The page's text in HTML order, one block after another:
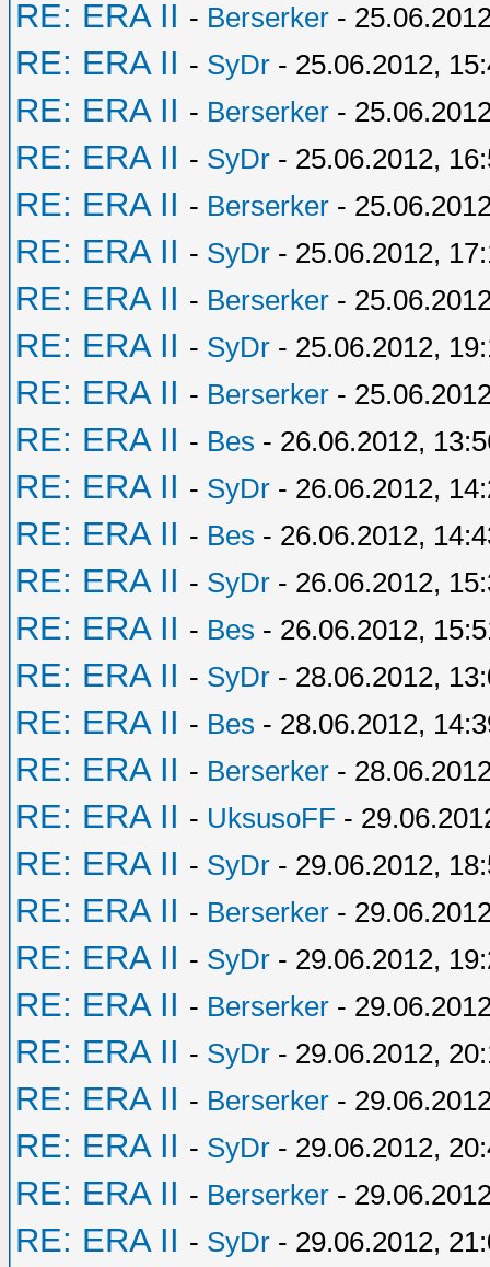
RE: ERA II - Berserker -
RE: ERA II - SyDr - 25.06.2012,
RE: ERA II - Berserker -
RE: ERA II - SyDr - 25.06.2012,
RE: ERA II - Berserker -
RE: ERA II - SyDr - 25.06.2012,
RE: ERA II - Berserker -
RE: ERA II - SyDr - 25.06.2012,
RE: ERA II - Berserker -
RE: ERA II - Bes - 26.06.2012,
RE: ERA II - SyDr - 26.06.2012,
RE: ERA II - Bes - 26.06.2012,
RE: ERA II - SyDr - 26.06.2012,
RE: ERA II - Bes - 26.06.2012,
RE: ERA II - SyDr - 28.06.2012,
RE: ERA II - Bes - 28.06.2012,
RE: ERA II - Berserker -
RE: ERA II - UksusoFF -
RE: ERA II - SyDr - 29.06.2012,
RE: ERA II - Berserker -
RE: ERA II - SyDr - 29.06.2012,
RE: ERA II - Berserker -
RE: ERA II - SyDr - 29.06.2012,
RE: ERA II - Berserker -
RE: ERA II - SyDr - 29.06.2012,
RE: ERA II - Berserker -
RE: ERA II - SyDr - 29.06.2012,